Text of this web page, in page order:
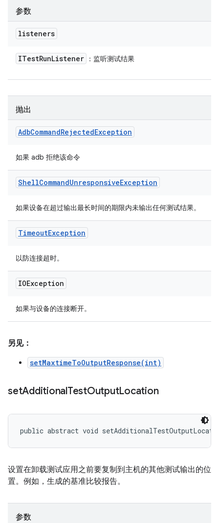
参数
listeners
ITestRunListener ：监听测试结果
抛出
AdbCommandRejectedException
如果 adb 拒绝该命令
ShellCommandUnresponsiveException
如果设备在超过输出最长时间的期限内未输出任何测试结果。
TimeoutException
以防连接超时。
IOException
如果与设备的连接断开。
另见：
setMaxtimeToOutputResponse(int)
setAdditionalTestOutputLocation
public abstract void
设置在卸载测试应用之前要复制到主机的其他测试输出的位
置。例如，生成的基准比较报告。
参数